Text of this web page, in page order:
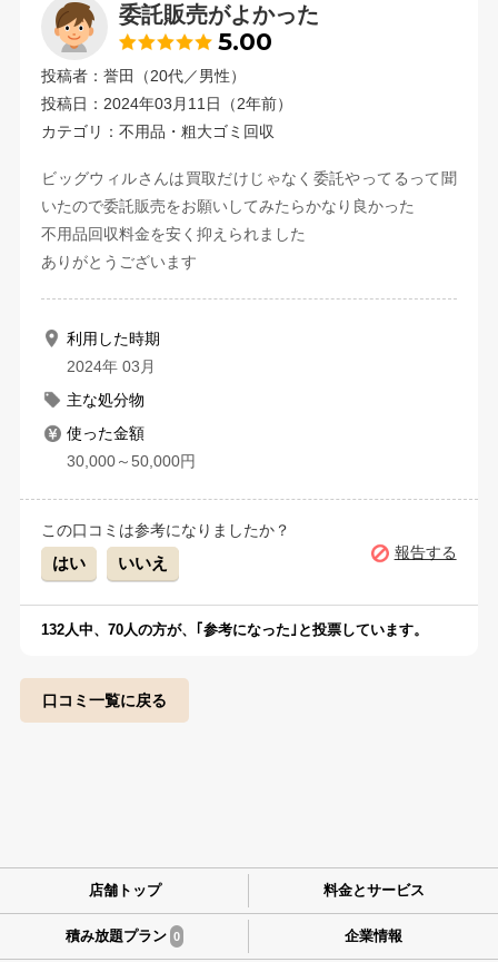
委託販売がよかった
5.00
投稿者：誉田（20代／男性）
投稿日：2024年03月11日（2年前）
カテゴリ：不用品・粗大ゴミ回収
ビッグウィルさんは買取だけじゃなく委託やってるって聞
いたので委託販売をお願いしてみたらかなり良かった
不用品回収料金を安く抑えられました
ありがとうございます
利用した時期
2024年 03月
主な処分物
使った金額
30,000～50,000円
この口コミは参考になりましたか？
はい いいえ
報告する
132人中、70人の方が、｢参考になった｣と投票しています。
口コミ一覧に戻る
店舗トップ 料金とサービス
積み放題プラン 0 企業情報